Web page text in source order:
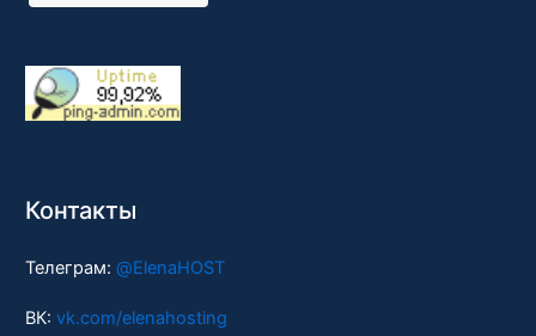
Контакты
Телеграм: @ElenaHOST
ВК: vk.com/elenahosting